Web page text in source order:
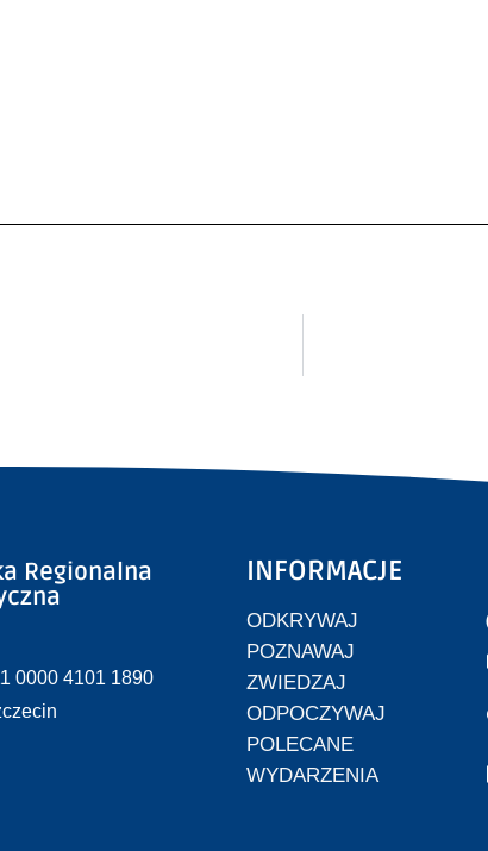
Regionalna
0000 4101 1890
INFORMACJE
ODKRYWAJ
POZNAWAJ
ZWIEDZAJ
ODPOCZYWAJ
POLECANE
WYDARZENIA